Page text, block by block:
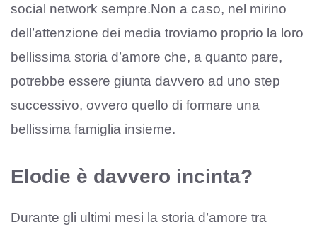
social network sempre.Non a caso, nel mirino
dell’attenzione dei media troviamo proprio la loro
bellissima storia d’amore che, a quanto pare,
potrebbe essere giunta davvero ad uno step
successivo, ovvero quello di formare una
bellissima famiglia insieme.
Elodie è davvero incinta?
Durante gli ultimi mesi la storia d’amore tra